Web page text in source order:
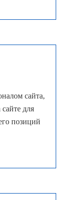
сайта,
для
позиций